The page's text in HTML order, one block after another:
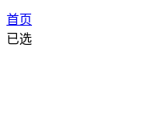
首页
已选